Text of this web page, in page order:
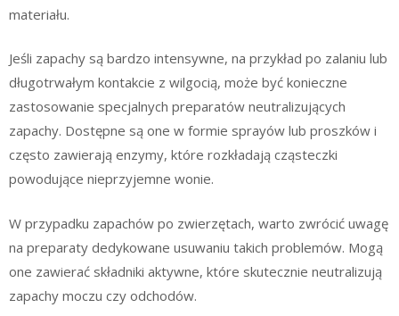
materiału.
Jeśli zapachy są bardzo intensywne, na przykład po zalaniu lub
długotrwałym kontakcie z wilgocią, może być konieczne
zastosowanie specjalnych preparatów neutralizujących
zapachy. Dostępne są one w formie sprayów lub proszków i
często zawierają enzymy, które rozkładają cząsteczki
powodujące nieprzyjemne wonie.
W przypadku zapachów po zwierzętach, warto zwrócić uwagę
na preparaty dedykowane usuwaniu takich problemów. Mogą
one zawierać składniki aktywne, które skutecznie neutralizują
zapachy moczu czy odchodów.